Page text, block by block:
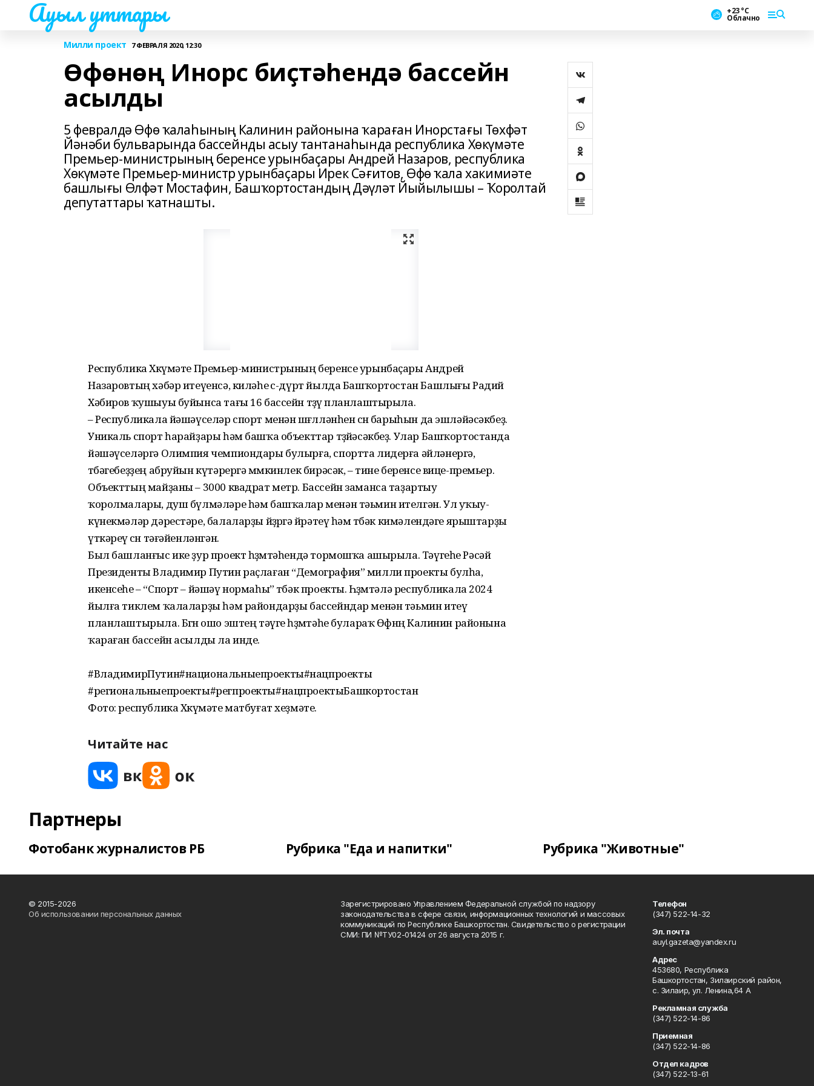
Ауыл уттары +23 °С
Облачно
Милли проект 7 ФЕВРАЛЯ 2020, 12:30
Өфөнөң Инорс биҫтәһендә бассейн
асылды
5 февралдә Өфө ҡалаһының Калинин районына ҡараған Инорстағы Төхфәт
Йәнәби бульварында бассейнды асыу тантанаһында республика Хөкүмәте
Премьер-министрының беренсе урынбаҫары Андрей Назаров, республика
Хөкүмәте Премьер-министр урынбаҫары Ирек Сәғитов, Өфө ҡала хакимиәте
башлығы Өлфәт Мостафин, Башҡортостандың Дәүләт Йыйылышы – Ҡоролтай
депутаттары ҡатнашты.
Республика Хөкүмәте Премьер-министрының беренсе урынбаҫары Андрей
Назаровтың хәбәр итеүенсә, киләһе өс-дүрт йылда Башҡортостан Башлығы Радий
Хәбиров ҡушыуы буйынса тағы 16 бассейн төҙөү планлаштырыла.
– Республикала йәшәүселәр спорт менән шөғөлләнһен өсөн барыһын да эшләйәсәкбеҙ.
Уникаль спорт һарайҙары һәм башҡа объекттар төҙөйәсәкбеҙ. Улар Башҡортостанда
йәшәүселәргә Олимпия чемпиондары булырға, спортта лидерға әйләнергә,
төбәгебеҙҙең абруйын күтәрергә мөмкинлек бирәсәк, – тине беренсе вице-премьер.
Объекттың майҙаны – 3000 квадрат метр. Бассейн заманса таҙартыу
ҡоролмалары, душ бүлмәләре һәм башҡалар менән тәьмин ителгән. Ул уҡыу-
күнекмәләр дәрестәре, балаларҙы йөҙөргә өйрәтеү һәм төбәк кимәлендәге ярыштарҙы
үткәреү өсөн тәғәйенләнгән.
Был башланғыс ике ҙур проект һөҙөмтәһендә тормошҡа ашырыла. Тәүгеһе Рәсәй
Президенты Владимир Путин раҫлаған “Демография” милли проекты булһа,
икенсеһе – “Спорт – йәшәү нормаһы” төбәк проекты. Һөҙөмтәлә республикала 2024
йылға тиклем ҡалаларҙы һәм райондарҙы бассейндар менән тәьмин итеү
планлаштырыла. Бөгөн ошо эштең тәүге һөҙөмтәһе булараҡ Өфөнөң Калинин районына
ҡараған бассейн асылды ла инде.
#ВладимирПутин#национальныепроекты#нацпроекты
#региональныепроекты#регпроекты#нацпроектыБашкортостан
Фото: республика Хөкүмәте матбуғат хеҙмәте.
Читайте нас
Партнеры
Фотобанк журналистов РБ Рубрика "Еда и напитки" Рубрика "Животные"
© 2015-2026
Об использовании персональных данных
Зарегистрировано Управлением Федеральной службой по надзору
законодательства в сфере связи, информационных технологий и массовых
коммуникаций по Республике Башкортостан. Свидетельство о регистрации
СМИ: ПИ №ТУ02-01424 от 26 августа 2015 г.
Телефон
(347) 522-14-32
Эл. почта
auyl.gazeta@yandex.ru
Адрес
453680, Республика
Башкортостан, Зилаирский район,
с. Зилаир, ул. Ленина,64 А
Рекламная служба
(347) 522-14-86
Приемная
(347) 522-14-86
Отдел кадров
(347) 522-13-61